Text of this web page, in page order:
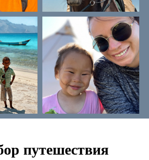
путешествия